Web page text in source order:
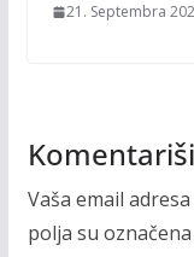
21. Septembra
Komentariši
Vaša email
polja su označena